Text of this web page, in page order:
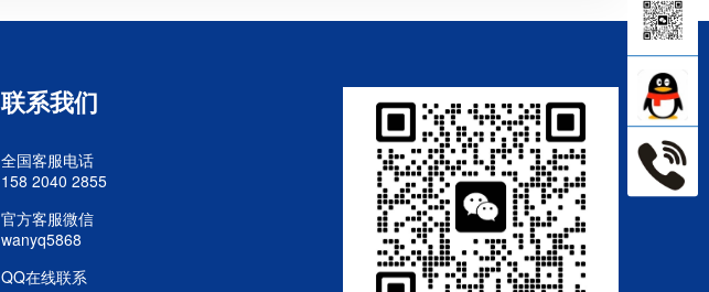
联系我们
全国客服电话
158 2040 2855
官方客服微信
wanyq5868
QQ在线联系